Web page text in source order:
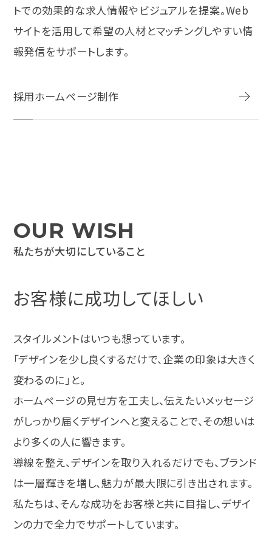
トでの効果的な求人情報やビジュアルを提案。Web
サイトを活用して希望の人材とマッチングしやすい情
報発信をサポートします。
採用ホームページ制作
OUR WISH
私たちが大切にしているこ と
お客様に成功してほしい
スタイルメントはいつも想っています。
「デザインを少し良くするだけで、企業の印象は大きく
変わるのに」と。
ホームページの見せ方を工夫し、伝えたいメッセージ
がしっかり届くデザインへと変えることで、その想いは
より多くの人に響きます。
導線を整え、デザインを取り入れるだけでも、ブランド
は一層輝きを増し、魅力が最大限に引き出されます。
私たちは、そんな成功をお客様と共に目指し、デザイ
ンの力で全力でサポートしています。